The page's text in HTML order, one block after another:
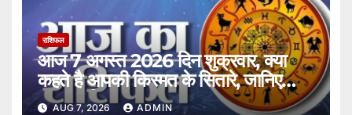
राशिफल
आज 7 अगस्त 2026 दिन शुक्रवार, क्या
कहते है आपकी किस्मत के सितारे, जानिए
अपना राशिफल।
AUG 7, 2026 ADMIN